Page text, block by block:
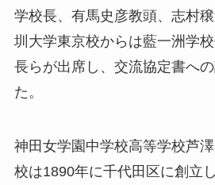
学校長、有馬史彦教頭、志村
圳大学東京校からは藍一洲学
長らが出席し、交流協定書へ
た。
神田女学園中学校高等学校芦
校は1890年に千代田区に創立